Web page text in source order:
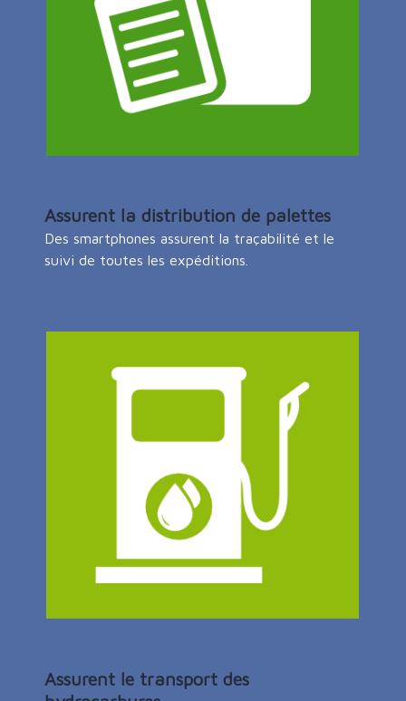
Assurent la distribution de palettes
Des smartphones assurent la traçabilité et le
suivi de toutes les expéditions.
Assurent le transport des